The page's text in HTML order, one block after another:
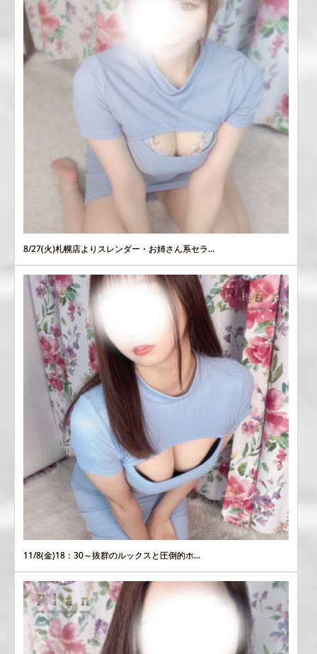
8/27(火)札幌店よりスレンダー・お姉さん系セラ...
11/8(金)18：30～抜群のルックスと圧倒的ホ...